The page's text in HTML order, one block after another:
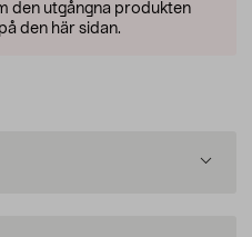
den utgångna produkten
den här sidan.